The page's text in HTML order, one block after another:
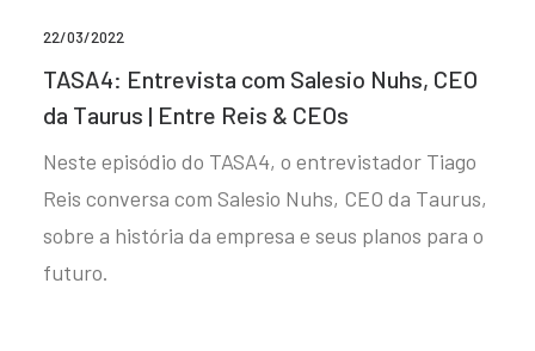
22/03/2022
TASA4: Entrevista com Salesio Nuhs, CEO
da Taurus | Entre Reis & CEOs
Neste episódio do TASA4, o entrevistador Tiago
Reis conversa com Salesio Nuhs, CEO da Taurus,
sobre a história da empresa e seus planos para o
futuro.